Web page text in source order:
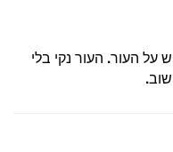
על העור. העור נקי בלי